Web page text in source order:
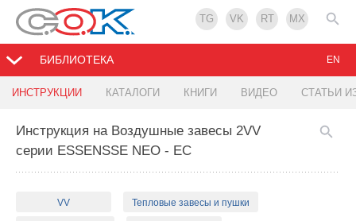
TG VK RT MX
БИБЛИОТЕКА
ИНСТРУКЦИИ КАТАЛОГИ КНИГИ ВИДЕО СТАТЬИ
EN
Инструкция на Воздушные завесы 2VV
серии ESSENSSE NEO - EC
VV Тепловые завесы и пушки